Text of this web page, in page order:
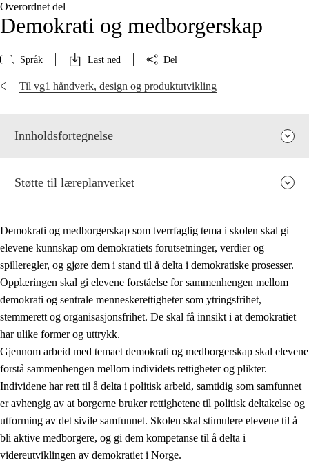
Overordnet del
Demokrati og medborgerskap
Språk Last ned Del
Til vg1 håndverk, design og produktutvikling
Innholdsfortegnelse
2. Prinsipper for læring, utvikling og danning
2.1 Sosial læring og utvikling
2.2 Kompetanse i fagene
2.3 Grunnleggende ferdigheter
Støtte til læreplanverket
Demokrati og medborgerskap som tverrfaglig tema i skolen skal gi
elevene kunnskap om demokratiets forutsetninger, verdier og
spilleregler, og gjøre dem i stand til å delta i demokratiske prosesser.
Opplæringen skal gi elevene forståelse for sammenhengen mellom
demokrati og sentrale menneskerettigheter som ytringsfrihet,
stemmerett og organisasjonsfrihet. De skal få innsikt i at demokratiet
har ulike former og uttrykk.
Gjennom arbeid med temaet demokrati og medborgerskap skal elevene
forstå sammenhengen mellom individets rettigheter og plikter.
Individene har rett til å delta i politisk arbeid, samtidig som samfunnet
er avhengig av at borgerne bruker rettighetene til politisk deltakelse og
utforming av det sivile samfunnet. Skolen skal stimulere elevene til å
bli aktive medborgere, og gi dem kompetanse til å delta i
videreutviklingen av demokratiet i Norge.